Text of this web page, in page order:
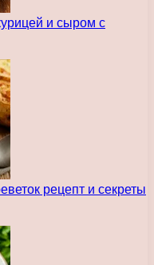
и сыром с
рецепт и секреты